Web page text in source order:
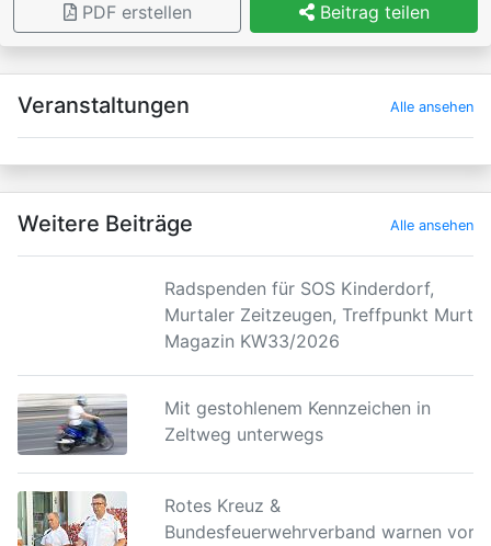
PDF erstellen Beitrag teilen
×
Veranstaltungen Alle ansehen
Weitere Beiträge Alle ansehen
Radspenden für SOS Kinderdorf,
Murtaler Zeitzeugen, Treffpunkt Murtal
Magazin KW33/2026
Mit gestohlenem Kennzeichen in
Zeltweg unterwegs
Rotes Kreuz &
Bundesfeuerwehrverband warnen vor